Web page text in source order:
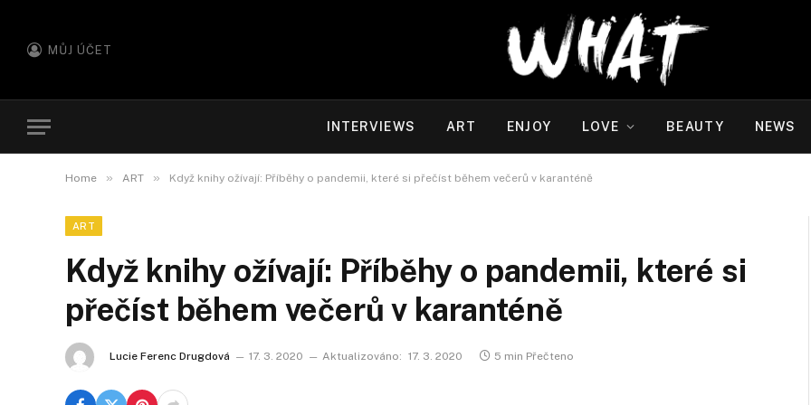
MŮJ ÚČET
INTERVIEWS ART ENJOY LOVE BEAUTY NEWS
Home » ART » Když knihy ožívají: Příběhy o pandemii, které si přečíst během večerů v karanténě
ART
Když knihy ožívají: Příběhy o pandemii, které si
přečíst během večerů v karanténě
Lucie Ferenc Drugdová 17. 3. 2020 Aktualizováno: 17. 3. 2020 5 min Přečteno